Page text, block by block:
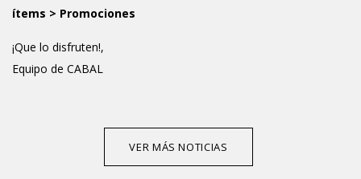
ítems > Promociones
¡Que lo disfruten!,
Equipo de CABAL
VER MÁS NOTICIAS